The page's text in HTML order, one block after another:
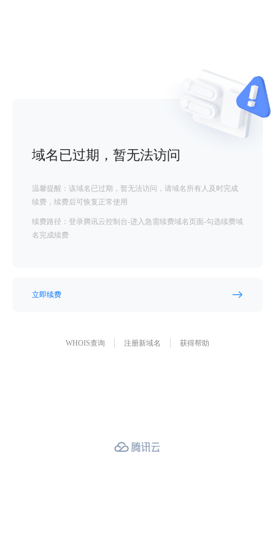
域名已过期，暂无法访问
温馨提醒：该域名已过期，暂无法访问，请域名所有人及时完成
续费，续费后可恢复正常使用
续费路径：登录腾讯云控制台-进入急需续费域名页面-勾选续费域
名完成续费
立即续费
WHOIS查询 注册新域名 获得帮助